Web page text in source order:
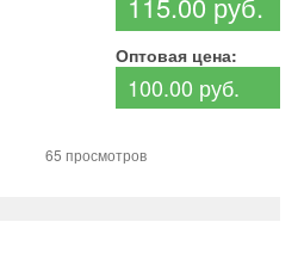
Оптовая цена:
100.00 руб.
65 просмотров